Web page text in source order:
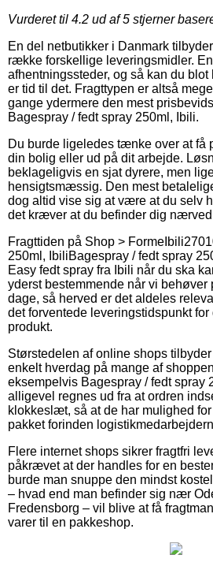
Vurderet til 4.2 ud af 5 stjerner
En del netbutikker i Danmark
række forskellige leveringsmidler.
afhentningssteder, og så kan du
er tid til det. Fragttypen er altså
gange ydermere den mest
Bagespray / fedt spray 250ml, Ibili.
Du burde ligeledes tænke over at få
din bolig eller ud på dit arbejde.
beklageligvis en sjat dyrere, men
hensigtsmæssig. Den mest
dog altid vise sig at være at du selv
det kræver at du befinder dig
Fragttiden på Shop > Forme Ibili
250ml, IbiliBagespray / fedt spray
Easy fedt spray fra Ibili når du ska
yderst bestemmende når vi behøver
dage, så herved er det aldeles
det forventede leveringstidspunkt
produkt.
Størstedelen af online shops
enkelt hverdag på mange af
eksempelvis Bagespray / fedt spray
alligevel regnes ud fra at ordren
klokkeslæt, så at de har mulighed
pakket forinden
Flere internet shops sikrer fragtfri
påkrævet at der handles for en
burde man snuppe den mindst
– hvad end man befinder sig nær
Fredensborg – vil blive at få
varer til en pakkeshop.